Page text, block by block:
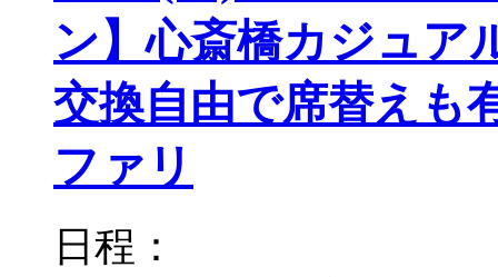
ン】心斎橋カジュア
交換自由で席替えも
ファリ
日程：